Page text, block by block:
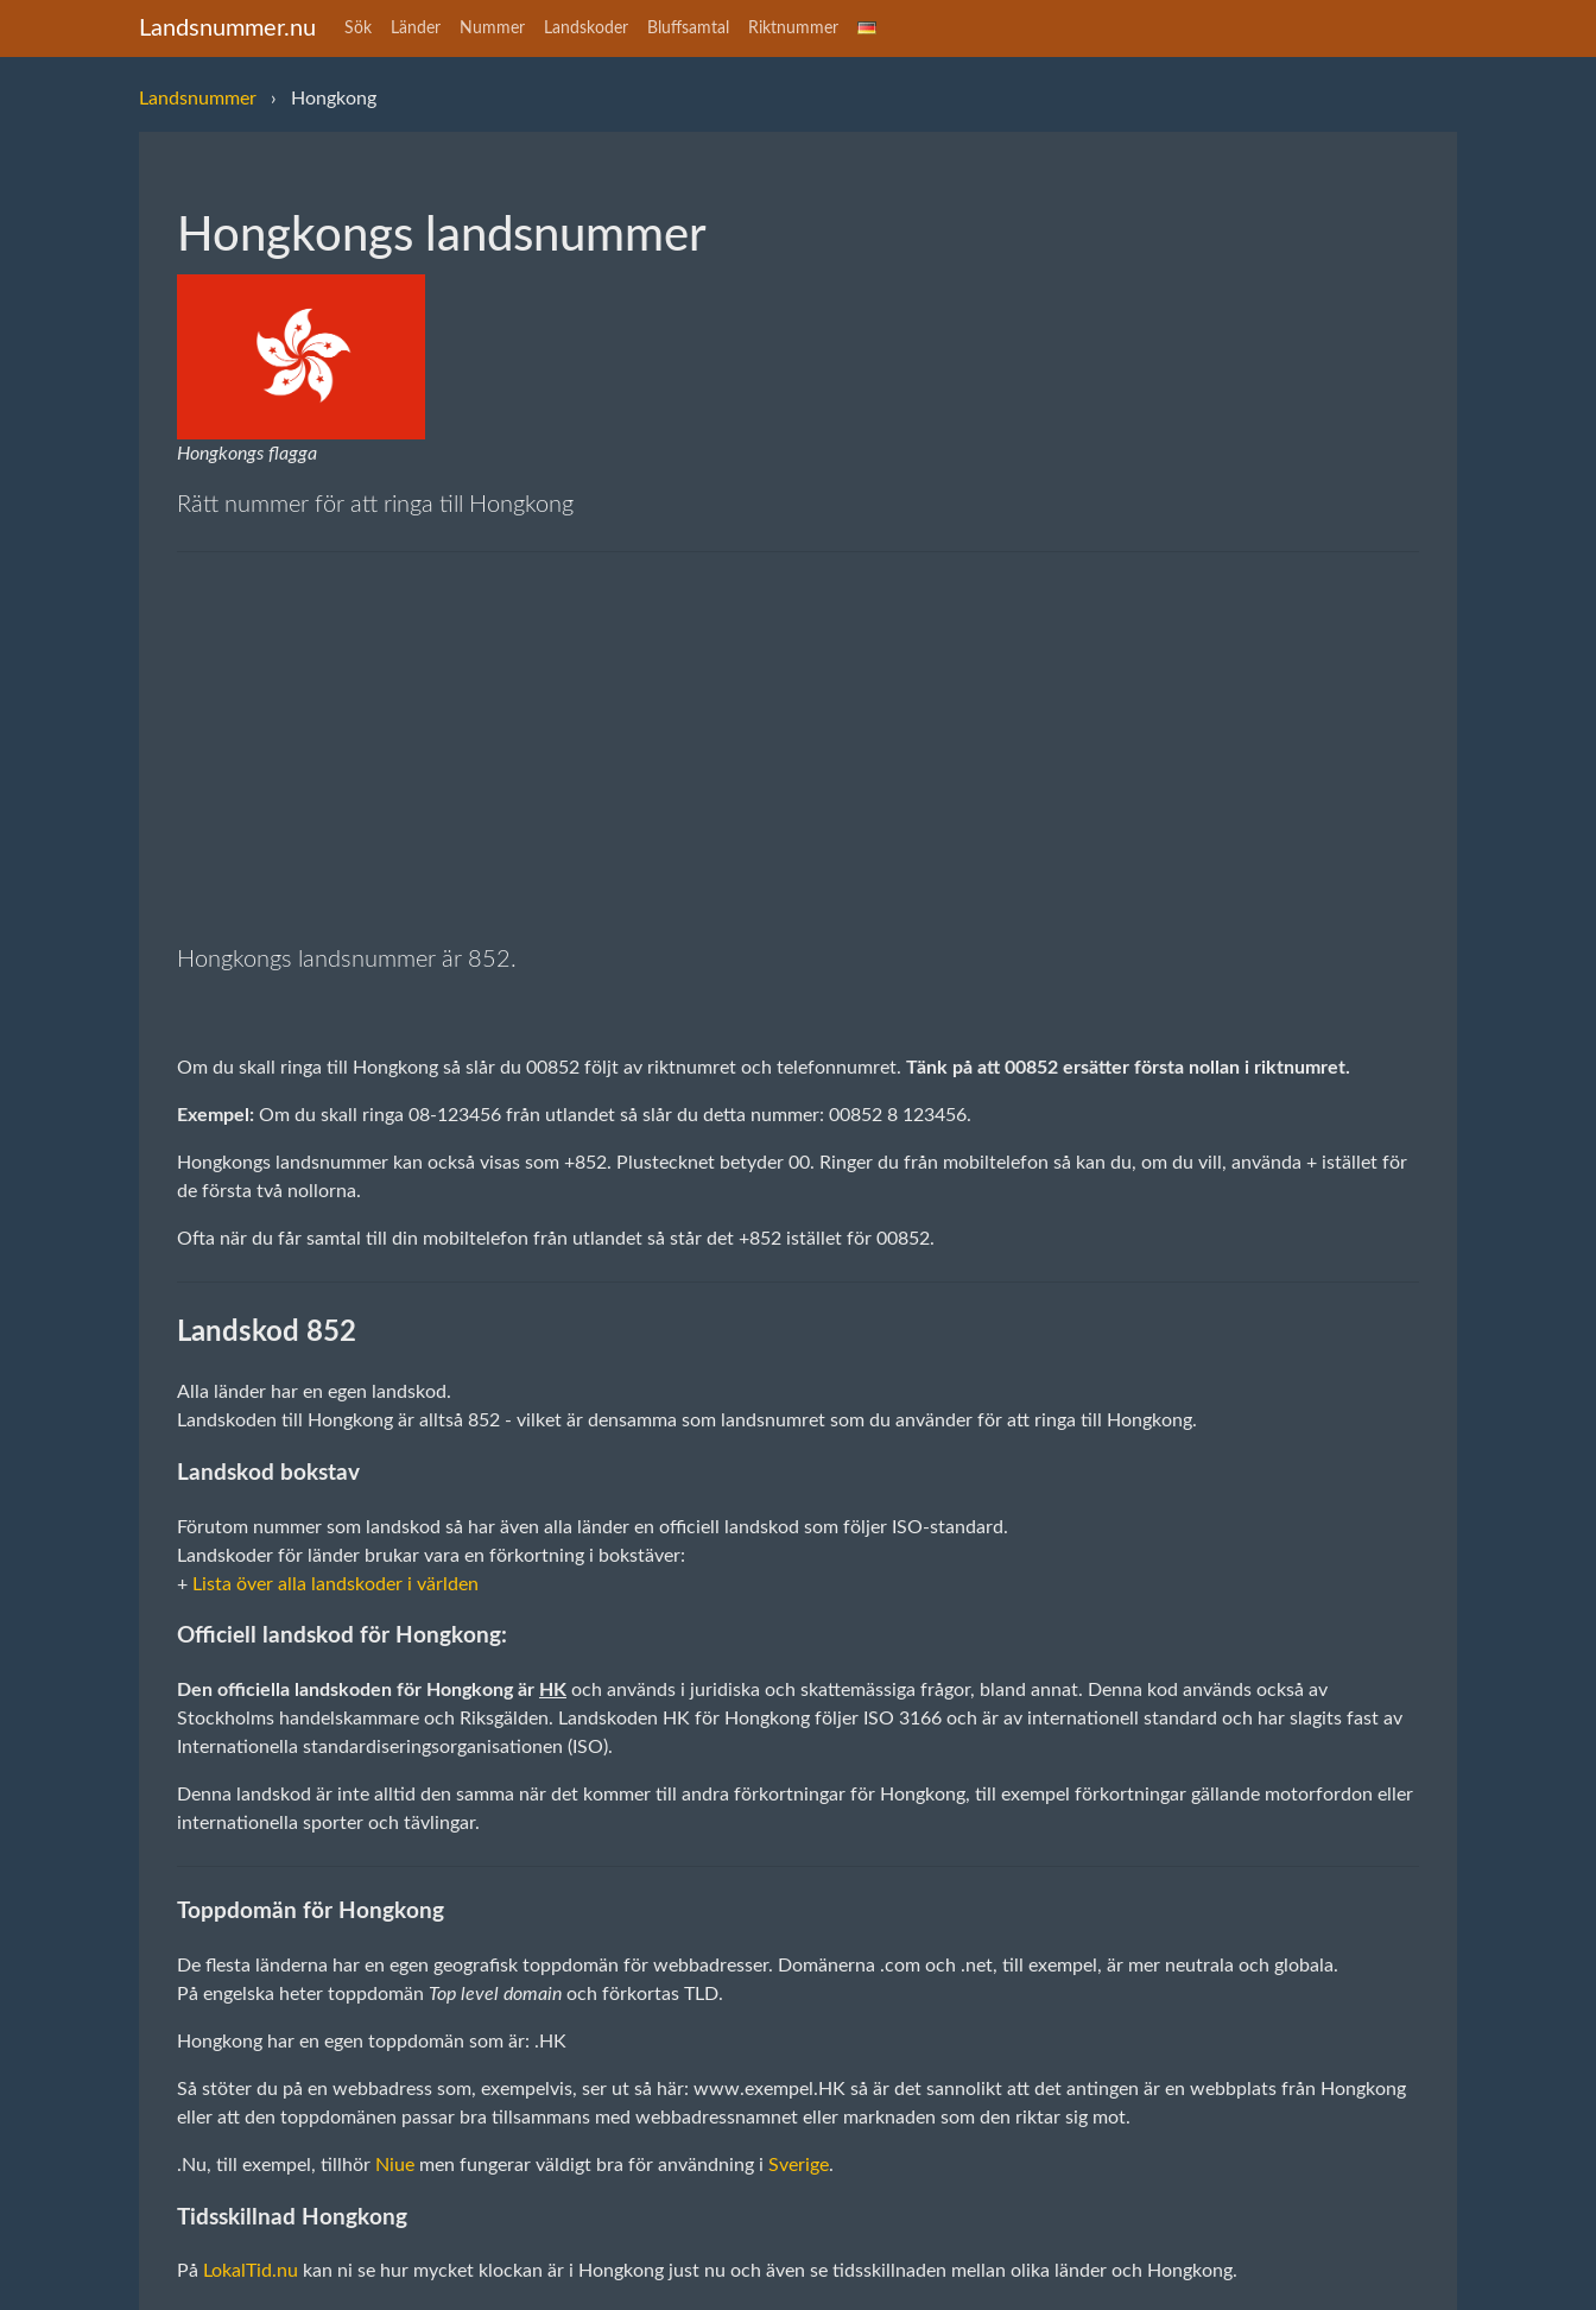
Landsnummer.nu Sök Länder Nummer Landskoder Bluffsamtal Riktnummer
Landsnummer Hongkong
Hongkongs landsnummer
Hongkongs flagga
Rätt nummer för att ringa till Hongkong
Hongkongs landsnummer är 852.
Om du skall ringa till Hongkong så slår du 00852 följt av riktnumret och telefonnumret. Tänk på att 00852 ersätter första nollan i riktnumret.
Exempel: Om du skall ringa 08-123456 från utlandet så slår du detta nummer: 00852 8 123456.
Hongkongs landsnummer kan också visas som +852. Plustecknet betyder 00. Ringer du från mobiltelefon så kan du, om du vill, använda + istället för
de första två nollorna.
Ofta när du får samtal till din mobiltelefon från utlandet så står det +852 istället för 00852.
Landskod 852
Alla länder har en egen landskod.
Landskoden till Hongkong är alltså 852 - vilket är densamma som landsnumret som du använder för att ringa till Hongkong.
Landskod bokstav
Förutom nummer som landskod så har även alla länder en officiell landskod som följer ISO-standard.
Landskoder för länder brukar vara en förkortning i bokstäver:
+ Lista över alla landskoder i världen
Officiell landskod för Hongkong:
Den officiella landskoden för Hongkong är HK och används i juridiska och skattemässiga frågor, bland annat. Denna kod används också av
Stockholms handelskammare och Riksgälden. Landskoden HK för Hongkong följer ISO 3166 och är av internationell standard och har slagits fast av
Internationella standardiseringsorganisationen (ISO).
Denna landskod är inte alltid den samma när det kommer till andra förkortningar för Hongkong, till exempel förkortningar gällande motorfordon eller
internationella sporter och tävlingar.
Toppdomän för Hongkong
De flesta länderna har en egen geografisk toppdomän för webbadresser. Domänerna .com och .net, till exempel, är mer neutrala och globala.
På engelska heter toppdomän Top level domain och förkortas TLD.
Hongkong har en egen toppdomän som är: .HK
Så stöter du på en webbadress som, exempelvis, ser ut så här: www.exempel.HK så är det sannolikt att det antingen är en webbplats från Hongkong
eller att den toppdomänen passar bra tillsammans med webbadressnamnet eller marknaden som den riktar sig mot.
.Nu, till exempel, tillhör Niue men fungerar väldigt bra för användning i Sverige.
Tidsskillnad Hongkong
På LokalTid.nu kan ni se hur mycket klockan är i Hongkong just nu och även se tidsskillnaden mellan olika länder och Hongkong.